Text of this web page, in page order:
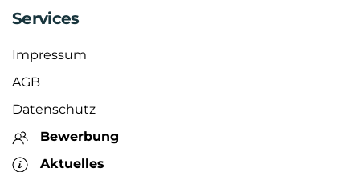
Services
Impressum
AGB
Datenschutz
Bewerbung
Aktuelles